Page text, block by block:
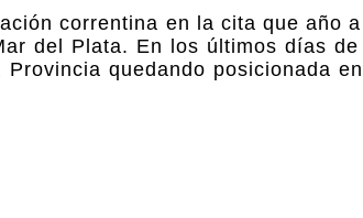
correntina en la cita que año
del Plata. En los últimos días de
quedando posicionada